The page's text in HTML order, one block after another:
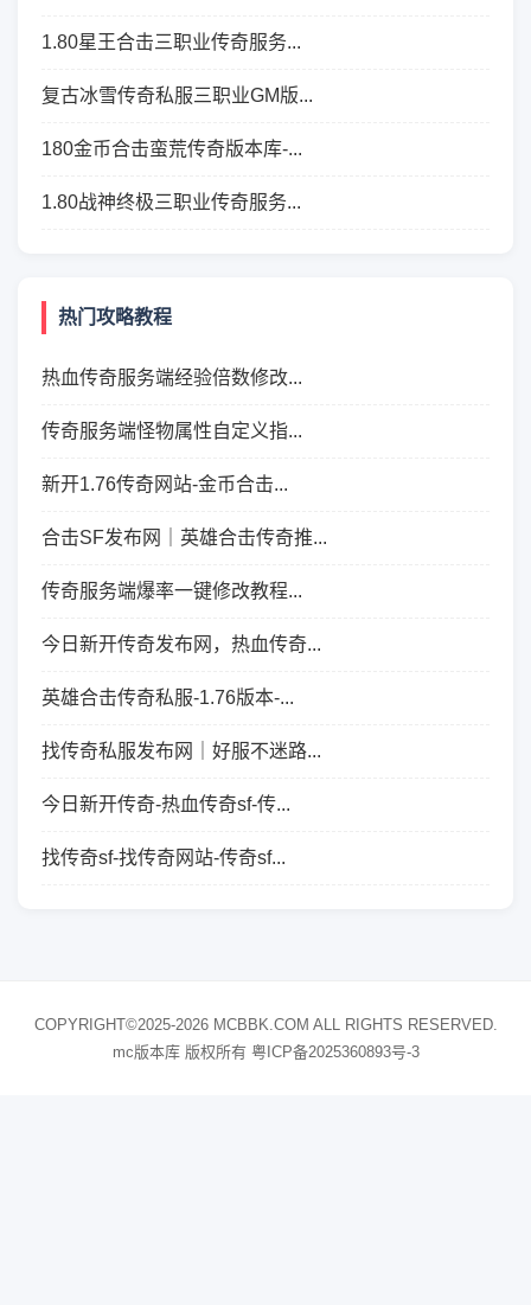
1.80星王合击三职业传奇服务...
复古冰雪传奇私服三职业GM版...
180金币合击蛮荒传奇版本库-...
1.80战神终极三职业传奇服务...
热门攻略教程
热血传奇服务端经验倍数修改...
传奇服务端怪物属性自定义指...
新开1.76传奇网站-金币合击...
合击SF发布网｜英雄合击传奇推...
传奇服务端爆率一键修改教程...
今日新开传奇发布网，热血传奇...
英雄合击传奇私服-1.76版本-...
找传奇私服发布网｜好服不迷路...
今日新开传奇-热血传奇sf-传...
找传奇sf-找传奇网站-传奇sf...
COPYRIGHT©2025-2026 MCBBK.COM ALL RIGHTS RESERVED.
mc版本库 版权所有 粤ICP备2025360893号-3